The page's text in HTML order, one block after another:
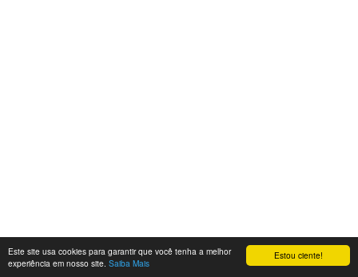
Estou ciente!
Este site usa cookies para garantir que você tenha a melhor
experiência em nosso site. Saiba Mais